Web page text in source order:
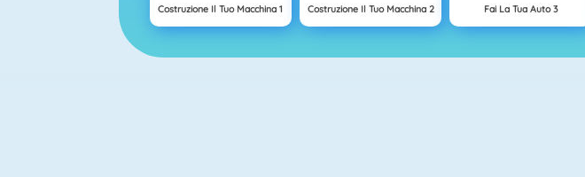
Costruzione Il Tuo Macchina 1 Costruzione Il Tuo Macchina 2 Fai La Tua Auto 3